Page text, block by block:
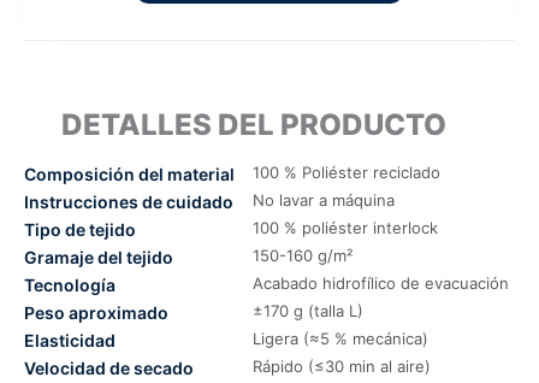
DETALLES DEL PRODUCTO
Composición del material 100 % Poliéster reciclado
Instrucciones de cuidado No lavar a máquina
Tipo de tejido 100 % poliéster interlock
Gramaje del tejido 150-160 g/m²
Tecnología Acabado hidrofílico de evacuación
Peso aproximado ±170 g (talla L)
Elasticidad Ligera (≈5 % mecánica)
Velocidad de secado Rápido (≤30 min al aire)